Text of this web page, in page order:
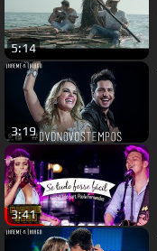
5:14
3:19
3:41